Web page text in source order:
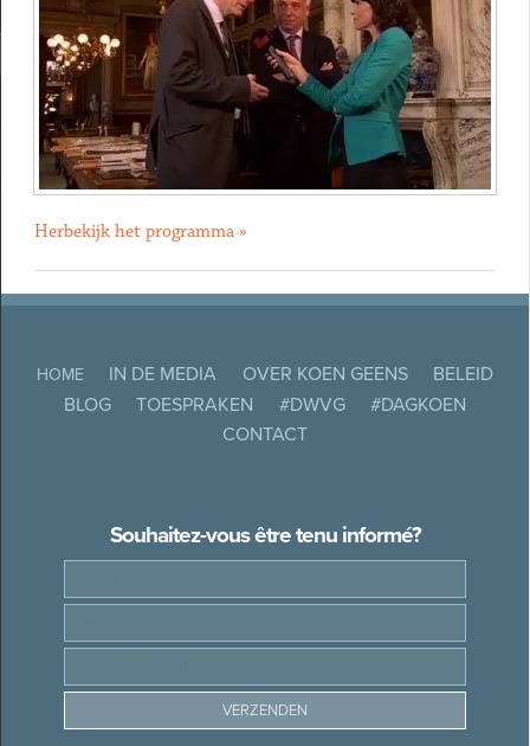
Herbekijk het programma »
HOME IN DE MEDIA OVER KOEN GEENS
BELEID
BLOG
TOESPRAKEN #DWVG
#DAGKOEN
CONTACT
Souhaitez-vous être tenu informé?